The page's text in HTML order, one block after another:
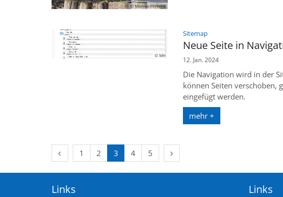
© Monika Herkens
© MH
Sitemap:
Neue Seite in
12. Jan. 2024
Die Navigation wird in der
können Seiten verschoben,
eingefügt werden.
mehr +
Vorherige Seite
1 2 3 4 5 Nächste Seite
Links Links